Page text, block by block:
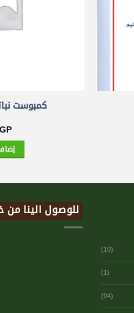
كمبوست
(10)
(1)
(94)
للوصول الينا